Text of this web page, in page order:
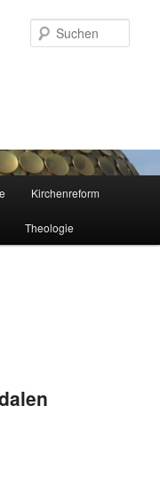
Kirchenreform
Theologie